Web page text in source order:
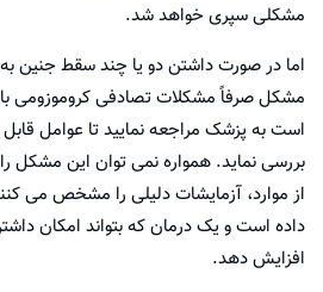
مشکلی سپری خواهد شد.
اما در صورت داشتن دو یا چند سقط جنین
مشکل صرفاً مشکلات تصادفی کروموزومی
است به پزشک مراجعه نمایید تا عوامل
بررسی نماید. همواره نمی توان این مشکل
از موارد، آزمایشات دلیلی را مشخص می
داده است و یک درمان که بتواند امکان
افزایش دهد.